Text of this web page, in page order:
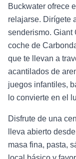
Buckwater ofrece
relajarse. Dirígete
senderismo. Giant
coche de
que te llevan a
acantilados de
juegos infantiles,
lo convierte en el
Disfrute de una
lleva abierto
masa fina, pasta,